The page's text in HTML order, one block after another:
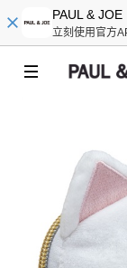
PAUL & JOE
立刻使用官方